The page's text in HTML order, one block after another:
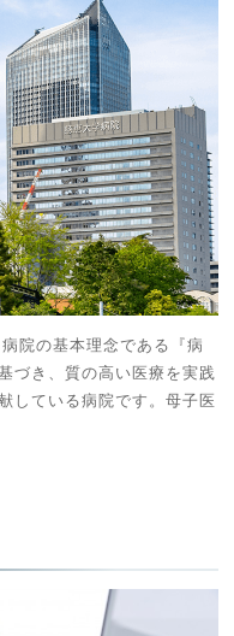
院の基本理念である『病
づき、質の高い医療を実践
している病院です。母子医